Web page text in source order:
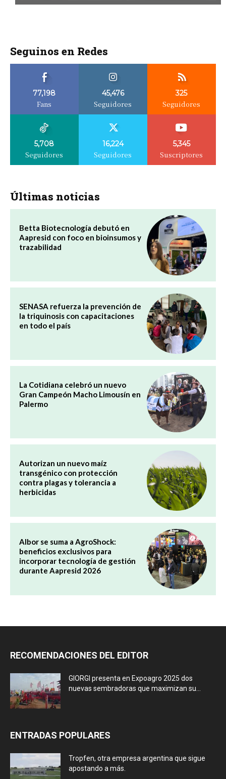
Seguinos en Redes
77,198
Fans
45,476
Seguidores
325
Seguidores
5,708
Seguidores
16,224
Seguidores
5,345
Suscriptores
Últimas noticias
Betta Biotecnología debutó en
Aapresid con foco en bioinsumos y
trazabilidad
SENASA refuerza la prevención de
la triquinosis con capacitaciones
en todo el país
La Cotidiana celebró un nuevo
Gran Campeón Macho Limousín en
Palermo
Autorizan un nuevo maíz
transgénico con protección
contra plagas y tolerancia a
herbicidas
Albor se suma a AgroShock:
beneficios exclusivos para
incorporar tecnología de gestión
durante Aapresid 2026
RECOMENDACIONES DEL EDITOR
GIORGI presenta en Expoagro 2025 dos
nuevas sembradoras que maximizan su...
ENTRADAS POPULARES
Tropfen, otra empresa argentina que sigue
apostando a más.